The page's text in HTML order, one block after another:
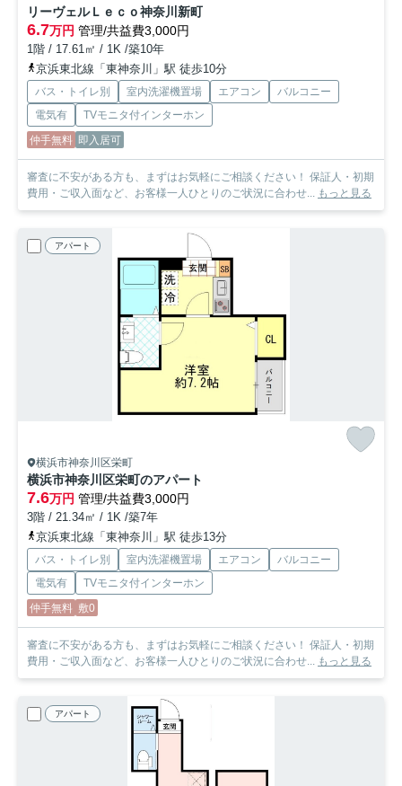
リーヴェルＬｅｃｏ神奈川新町
6.7万円 管理/共益費3,000円
1階 / 17.61㎡ / 1K /築10年
京浜東北線「東神奈川」駅 徒歩10分
バス・トイレ別 室内洗濯機置場 エアコン
バルコニー
電気有
TVモニタ付インターホン
仲手無料 即入居可
審査に不安がある方も、まずはお気軽にご相談ください！ 保証人・初期
費用・ご収入面など、お客様一人ひとりのご状況に合わせ... もっと見る
アパート
横浜市神奈川区栄町
横浜市神奈川区栄町のアパート
7.6万円 管理/共益費3,000円
3階 / 21.34㎡ / 1K /築7年
京浜東北線「東神奈川」駅 徒歩13分
バス・トイレ別 室内洗濯機置場 エアコン
バルコニー
電気有
TVモニタ付インターホン
仲手無料 敷0
審査に不安がある方も、まずはお気軽にご相談ください！ 保証人・初期
費用・ご収入面など、お客様一人ひとりのご状況に合わせ... もっと見る
アパート